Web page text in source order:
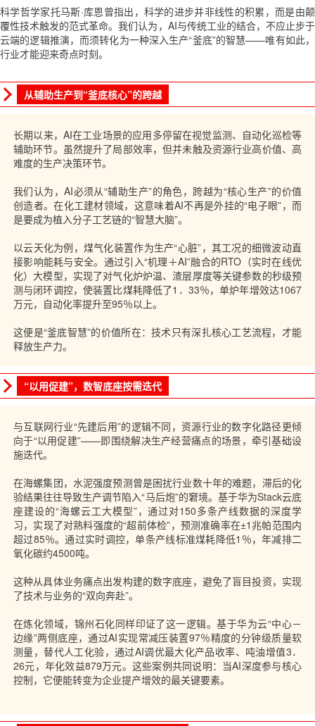
科学哲学家托马斯·库恩曾指出，科学的进步并非线性的积累，而是由颠
覆性技术触发的范式革命。我们认为，AI与传统工业的结合，不应止步于
云端的逻辑推演，而须转化为一种深入生产“釜底”的智慧——唯有如此，
行业才能迎来奇点时刻。
从辅助生产到“釜底核心”的跨越
长期以来，AI在工业场景的应用多停留在视觉监测、自动化巡检等
辅助环节。虽然提升了局部效率，但并未触及资源行业高价值、高
难度的生产决策环节。
我们认为，AI必须从“辅助生产”的角色，跨越为“核心生产”的价值
创造者。在化工建材领域，这意味着AI不再是外挂的“电子眼”，而
是要成为植入分子工艺链的“智慧大脑”。
以云天化为例，煤气化装置作为生产“心脏”，其工况的细微波动直
接影响能耗与安全。通过引入“机理＋AI”融合的RTO （实时在线优
化）大模型，实现了对气化炉炉温、渣层厚度等关键参数的秒级预
测与闭环调控，使装置比煤耗降低了1．33％，单炉年增效达1067
万元，自动化率提升至95％以上。
这便是“釜底智慧”的价值所在：技术只有深扎核心工艺流程，才能
释放生产力。
“以用促建”，数智底座按需迭代
与互联网行业“先建后用”的逻辑不同，资源行业的数字化路径更倾
向于“以用促建”——即围绕解决生产经营痛点的场景，牵引基础设
施迭代。
在海螺集团，水泥强度预测曾是困扰行业数十年的难题，滞后的化
验结果往往导致生产调节陷入“马后炮”的窘境。基于华为Stack云底
座建设的“海螺云工大模型”，通过对150多条产线数据的深度学
习，实现了对熟料强度的“超前体检”，预测准确率在±1兆帕范围内
超过85％。通过实时调控，单条产线标准煤耗降低1％，年减排二
氧化碳约4500吨。
这种从具体业务痛点出发构建的数字底座，避免了盲目投资，实现
了技术与业务的“双向奔赴”。
在炼化领域，锦州石化同样印证了这一逻辑。基于华为云“中心－
边缘”两侧底座，通过AI实现常减压装置97％精度的分钟级质量软
测量，替代人工化验，通过AI调优最大化产品收率、吨油增值3．
26元，年化效益879万元。这些案例共同说明：当AI深度参与核心
控制，它便能转变为企业提产增效的最关键要素。